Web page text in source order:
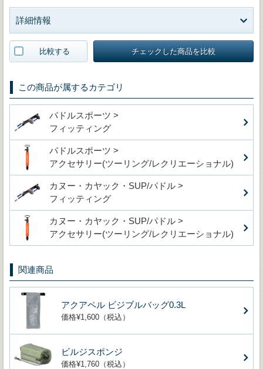
詳細情報
比較する チェックした商品を比較
この商品が属するカテゴリ
パドルスポーツ >
フィッティング
パドルスポーツ >
アクセサリー(ツーリング/レクリエーショナル)
カヌー・カヤック・SUP/パドル >
フィッティング
カヌー・カヤック・SUP/パドル >
アクセサリー(ツーリング/レクリエーショナル)
関連商品
アクアペル ビジブルバッグ0.3L
価格¥1,600（税込）
ビルジスポンジ
価格¥1,760（税込）